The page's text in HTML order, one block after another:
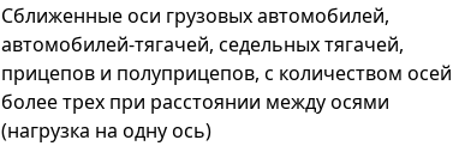
Сближенные оси грузовых автомобилей,
автомобилей-тягачей, седельных тягачей,
прицепов и полуприцепов, с количеством осей
более трех при расстоянии между осями
(нагрузка на одну ось)